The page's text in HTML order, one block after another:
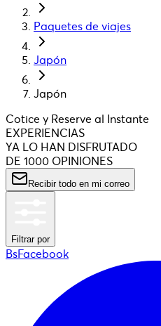
Paquetes de viajes
Japón
Japón
Cotice y Reserve al Instante
EXPERIENCIAS
YA LO HAN DISFRUTADO
DE 1000 OPINIONES
Recibir todo en mi correo
Filtrar por
BsFacebook